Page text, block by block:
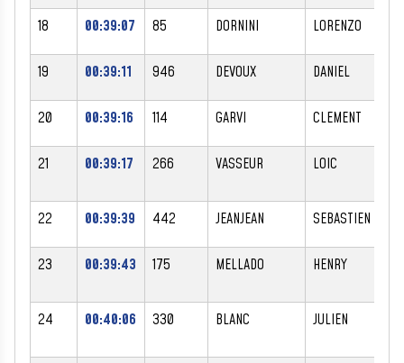
18 00:39:07 85 DORNINI LORENZO
19 00:39:11 946 DEVOUX DANIEL
20 00:39:16 114 GARVI CLEMENT
21 00:39:17 266 VASSEUR LOIC
22 00:39:39 442 JEANJEAN SEBASTIEN
23 00:39:43 175 MELLADO HENRY
24 00:40:06 330 BLANC JULIEN